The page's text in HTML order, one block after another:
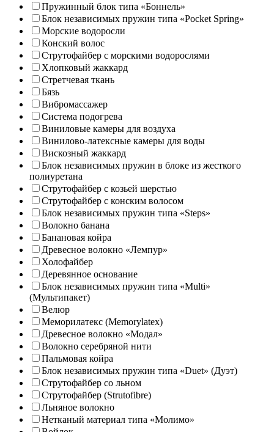
Пружинный блок типа «Боннель»
Блок независимых пружин типа «Pocket Spring»
Морские водоросли
Конский волос
Струтофайбер с морскими водорослями
Хлопковый жаккард
Стретчевая ткань
Бязь
Вибромассажер
Система подогрева
Виниловые камеры для воздуха
Винилово-латексные камеры для воды
Вискозный жаккард
Блок независимых пружин в блоке из жесткого
полиуретана
Струтофайбер с козьей шерстью
Струтофайбер с конским волосом
Блок независимых пружин типа «Steps»
Волокно банана
Банановая койра
Древесное волокно «Лемпур»
Холофайбер
Деревянное основание
Блок независимых пружин типа «Multi»
(Мультипакет)
Велюр
Меморилатекс (Memorylatex)
Древесное волокно «Модал»
Волокно серебряной нити
Пальмовая койра
Блок независимых пружин типа «Duet» (Дуэт)
Струтофайбер со льном
Струтофайбер (Strutofibre)
Льняное волокно
Нетканый материал типа «Молимо»